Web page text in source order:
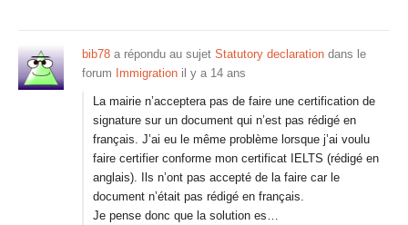
bib78 a répondu au sujet Statutory declaration dans le
forum Immigration il y a 14 ans
La mairie n’acceptera pas de faire une certification de
signature sur un document qui n’est pas rédigé en
français. J’ai eu le même problème lorsque j’ai voulu
faire certifier conforme mon certificat IELTS (rédigé en
anglais). Ils n’ont pas accepté de la faire car le
document n’était pas rédigé en français.
Je pense donc que la solution es…